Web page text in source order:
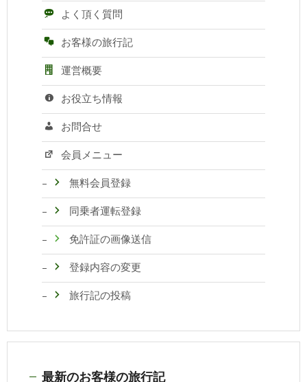
よく頂く質問
お客様の旅行記
運営概要
お役立ち情報
お問合せ
会員メニュー
無料会員登録
同乗者運転登録
免許証の画像送信
登録内容の変更
旅行記の投稿
最新のお客様の旅行記